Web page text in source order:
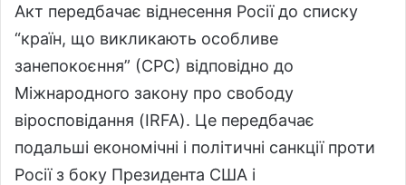
Акт передбачає віднесення Росії до списку
“країн, що викликають особливе
занепокоєння” (СРС) відповідно до
Міжнародного закону про свободу
віросповідання (IRFA). Це передбачає
подальші економічні і політичні санкції проти
Росії з боку Президента США і